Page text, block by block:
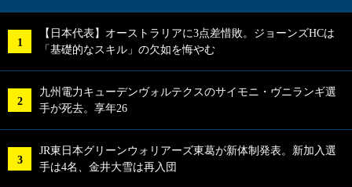
【日本代表】オーストラリアに3点差惜敗。ジョーンズHCは
「基礎的なスキル」の欠如を悔やむ
九州電力キューデンヴォルテクスのサイモニ・ヴニランギ選
手が死去。享年26
JR東日本グリーンウォリアーズ東葛が新体制発表。新加入選
手は4名、金井大雪は再入団